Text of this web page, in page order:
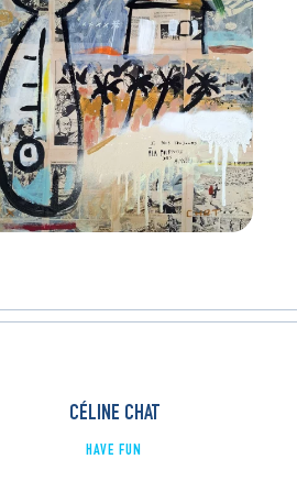
CÉLINE CHAT
HAVE FUN